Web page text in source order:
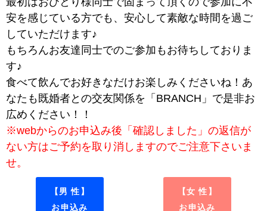
安を感じている方でも、安心して素敵な時間を過ご
していただけます♪
もちろんお友達同士でのご参加もお待ちしておりま
す♪
食べて飲んでお好きなだけお楽しみくださいね！あ
なたも既婚者との交友関係を「BRANCH」で是非お
広めください！！
※webからのお申込み後「確認しました」の返信が
ない方はご予約を取り消しますのでご注意下さいま
せ。
【男 性】
お申込み
【女 性】
お申込み